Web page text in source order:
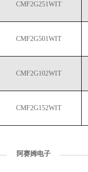
CMF2G251WIT
CMF2G501WIT
CMF2G102WIT
CMF2G152WIT
阿赛姆电子